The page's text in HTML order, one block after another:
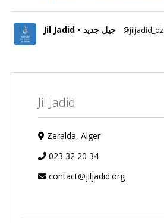
Jil Jadid • جيل جديد @jiljadid_dz
Jil Jadid
Zeralda, Alger
023 32 20 34
contact@jiljadid.org